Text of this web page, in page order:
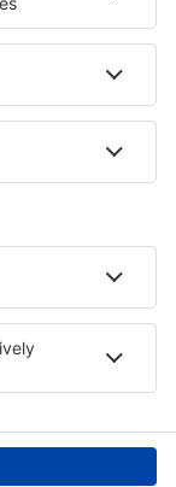
Krkonoších
Diani